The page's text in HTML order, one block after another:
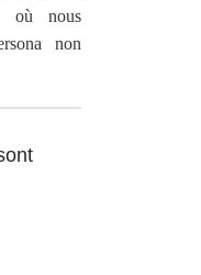
où nous
non